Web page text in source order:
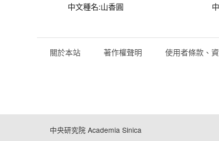
中文種名:山香圓
關於本站 著作權聲明 使用者條款、
中央研究院 Academia Sinica